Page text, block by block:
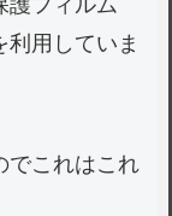
護フィルム
用していま
でこれはこれ